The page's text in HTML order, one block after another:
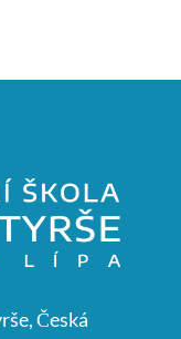
Česká